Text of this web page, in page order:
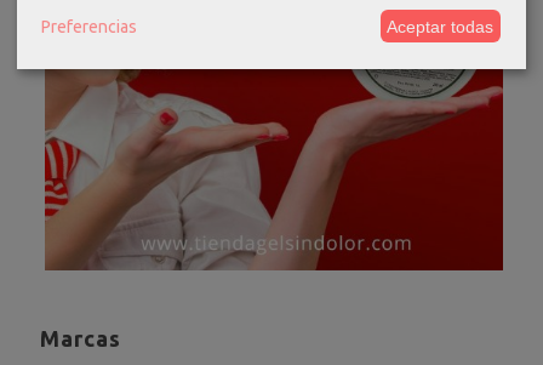
Marcas
Preferencias Aceptar todas